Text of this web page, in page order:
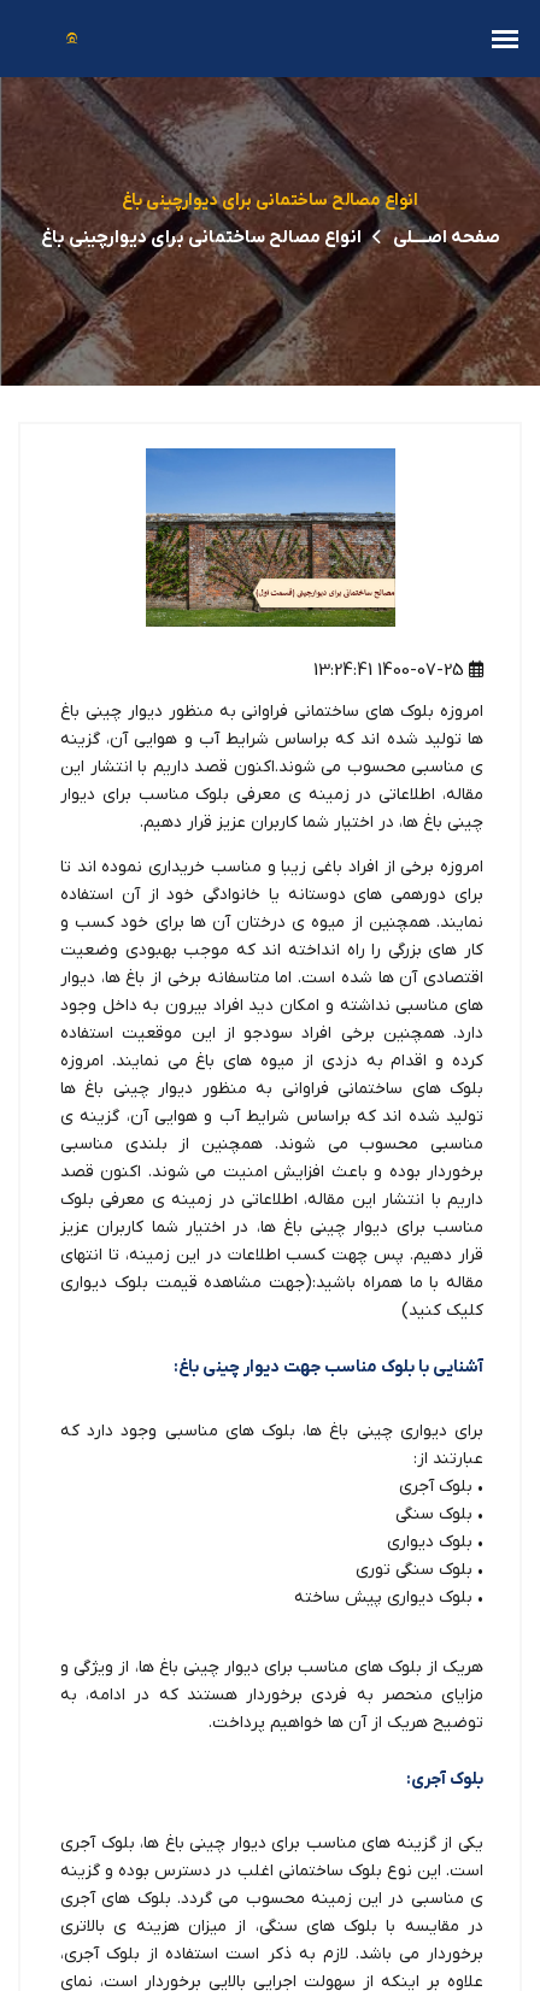
انواع مصالح ساختمانی برای دیوارچینی باغ
صفحه اصــــلی انواع مصالح ساختمانی برای دیوارچینی باغ
1400-07-25 13:24:41
امروزه بلوک های ساختمانی فراوانی به منظور دیوار چینی باغ
ها تولید شده اند که براساس شرایط آب و هوایی آن، گزینه
ی مناسبی محسوب می شوند.اکنون قصد داریم با انتشار این
مقاله، اطلاعاتی در زمینه ی معرفی بلوک مناسب برای دیوار
چینی باغ ها، در اختیار شما کاربران عزیز قرار دهیم.
امروزه برخی از افراد باغی زیبا و مناسب خریداری نموده اند تا
برای دورهمی های دوستانه یا خانوادگی خود از آن استفاده
نمایند. همچنین از میوه ی درختان آن ها برای خود کسب و
کار های بزرگی را راه انداخته اند که موجب بهبودی وضعیت
اقتصادی آن ها شده است. اما متاسفانه برخی از باغ ها، دیوار
های مناسبی نداشته و امکان دید افراد بیرون به داخل وجود
دارد. همچنین برخی افراد سودجو از این موقعیت استفاده
کرده و اقدام به دزدی از میوه های باغ می نمایند. امروزه
بلوک های ساختمانی فراوانی به منظور دیوار چینی باغ ها
تولید شده اند که براساس شرایط آب و هوایی آن، گزینه ی
مناسبی محسوب می شوند. همچنین از بلندی مناسبی
برخوردار بوده و باعث افزایش امنیت می شوند. اکنون قصد
داریم با انتشار این مقاله، اطلاعاتی در زمینه ی معرفی بلوک
مناسب برای دیوار چینی باغ ها، در اختیار شما کاربران عزیز
قرار دهیم. پس چهت کسب اطلاعات در این زمینه، تا انتهای
مقاله با ما همراه باشید:(جهت مشاهده قیمت بلوک دیواری
کلیک کنید)
آشنایی با بلوک مناسب جهت دیوار چینی باغ:
برای دیواری چینی باغ ها، بلوک های مناسبی وجود دارد که
عبارتند از:
• بلوک آجری
• بلوک سنگی
• بلوک دیواری
• بلوک سنگی توری
• بلوک دیواری پیش ساخته
هریک از بلوک های مناسب برای دیوار چینی باغ ها، از ویژگی و
مزایای منحصر به فردی برخوردار هستند که در ادامه، به
توضیح هریک از آن ها خواهیم پرداخت.
بلوک آجری:
یکی از گزینه های مناسب برای دیوار چینی باغ ها، بلوک آجری
است. این نوع بلوک ساختمانی اغلب در دسترس بوده و گزینه
ی مناسبی در این زمینه محسوب می گردد. بلوک های آجری
در مقایسه با بلوک های سنگی، از میزان هزینه ی بالاتری
برخوردار می باشد. لازم به ذکر است استفاده از بلوک آجری،
علاوه بر اینکه از سهولت اجرایی بالایی برخوردار است، نمای